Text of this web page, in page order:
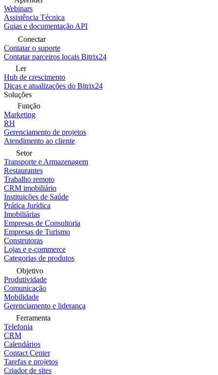
Webinars
Assistência Técnica
Guias e documentação API
Conectar
Contatar o suporte
Contatar parceiros locais Bitrix24
Ler
Hub de crescimento
Dicas e atualizações do Bitrix24
Soluções
Função
Marketing
RH
Gerenciamento de projetos
Atendimento ao cliente
Setor
Transporte e Armazenagem
Restaurantes
Trabalho remoto
CRM imobiliário
Instituições de Saúde
Prática Jurídica
Imobiliárias
Empresas de Consultoria
Empresas de Turismo
Construtoras
Lojas e e-commerce
Categorias de produtos
Objetivo
Produtividade
Comunicação
Mobilidade
Gerenciamento e liderança
Ferramenta
Telefonia
CRM
Calendários
Contact Center
Tarefas e projetos
Criador de sites